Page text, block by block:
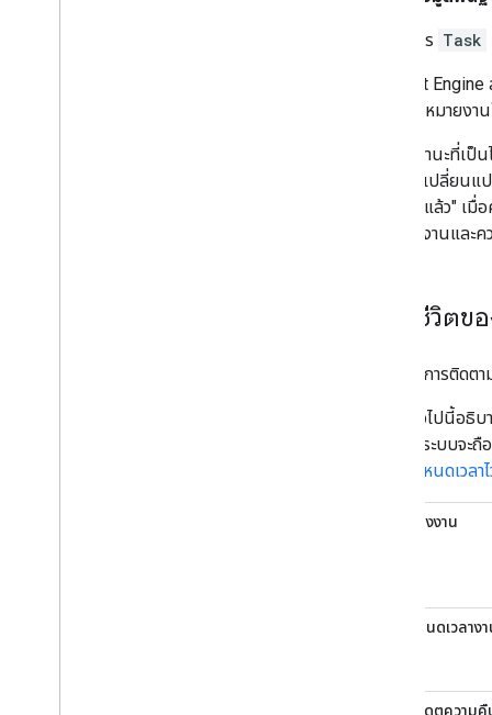
ทรัพยากร Task
ใน Fleet
คุณมอบหมายงา
งานมีสถานะที่เป็
อยู่มีการเปลี่ยน
หรือ "ถึงแล้ว" เ
เกี่ยวกับงานแล
วงจรชีวิตข
หากต้องการติด
ตารางต่อไปนี้อ
Engine ระบบจ
งานที่กำหนดเวลา
สร้างงาน
กำหนดเวลาง
อัปเดตความ